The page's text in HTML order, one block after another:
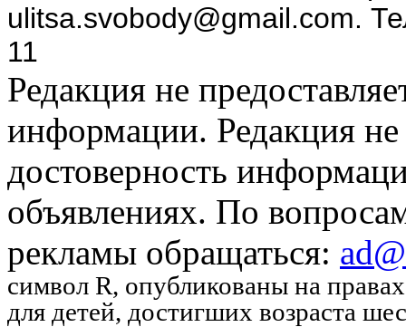
ulitsa.svobody@gmail.com.
11
Редакция не
информации. Редакция не
достоверность
объявлениях. По
рекламы обращаться:
символ R, опубликованы на
для детей, достигших возраста